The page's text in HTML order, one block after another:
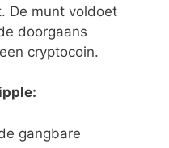
De munt voldoet
doorgaans
cryptocoin.
gangbare